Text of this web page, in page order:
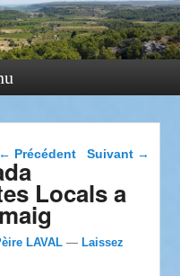
Navigation dans les
← Précédent Suivant →
Locals a
LAVAL —Laissez